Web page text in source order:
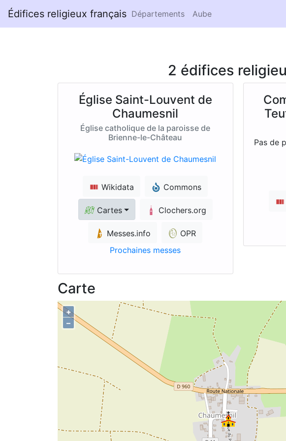
Édifices religieux français Départements Aube
2 édifices
Église Saint-Louvent de
Chaumesnil
Église catholique de la paroisse de
Brienne-le-Château
Wikidata Commons
Cartes Clochers.org
Messes.info
OPR
Prochaines messes
Pas de
Carte
+
–